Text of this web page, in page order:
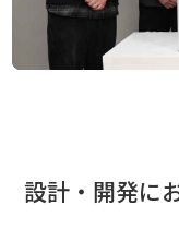
設計・開発に